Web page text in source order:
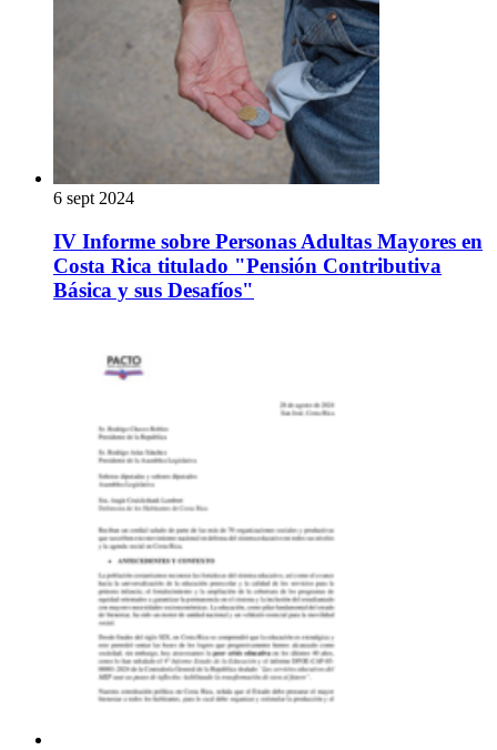
6 sept 2024
IV Informe sobre Personas Adultas Mayores en
Costa Rica titulado "Pensión Contributiva
Básica y sus Desafíos"